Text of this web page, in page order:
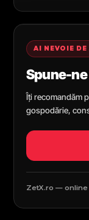
AI NEVOIE DE
Spune-ne
Îți recomandăm
gospodărie,
ZetX.ro — online